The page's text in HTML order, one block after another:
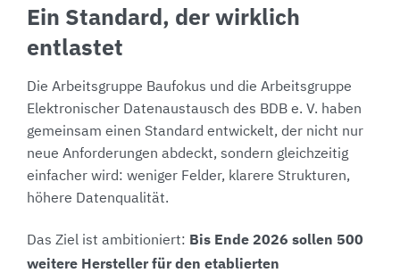
Ein Standard, der wirklich
entlastet
Die Arbeitsgruppe Baufokus und die Arbeitsgruppe
Elektronischer Datenaustausch des BDB e. V. haben
gemeinsam einen Standard entwickelt, der nicht nur
neue Anforderungen abdeckt, sondern gleichzeitig
einfacher wird: weniger Felder, klarere Strukturen,
höhere Datenqualität.
Das Ziel ist ambitioniert: Bis Ende 2026 sollen 500
weitere Hersteller für den etablierten